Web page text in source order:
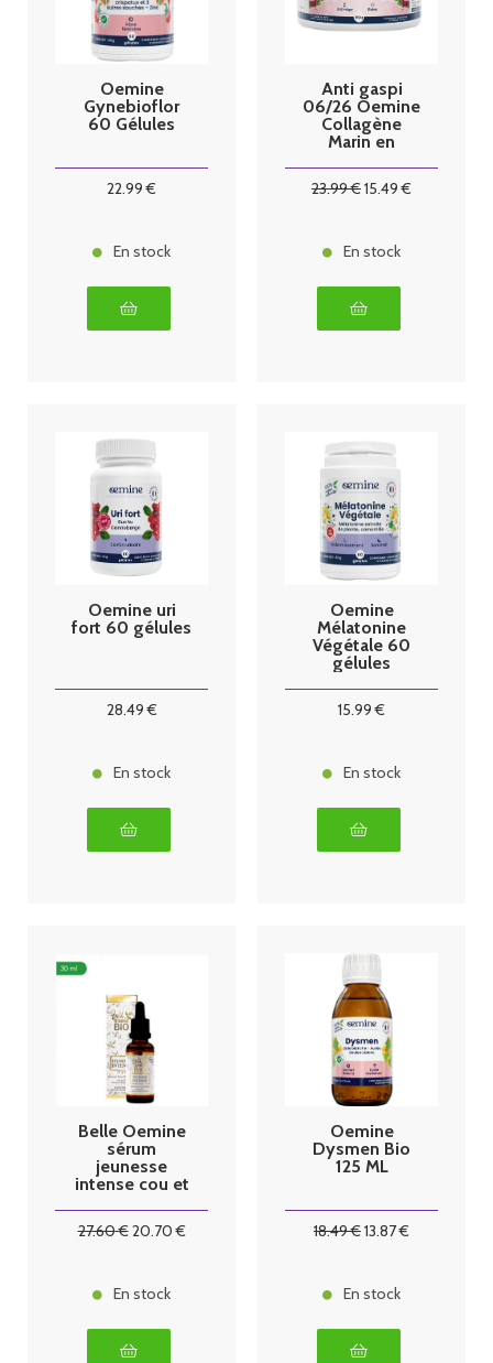
Oemine
Gynebioflor
60 Gélules
22.99 €
En stock
Anti gaspi
06/26 Oemine
Collagène
Marin en
23.99€15.49 €
En stock
Oemine uri
fort 60 gélules
28.49€
En stock
Oemine
Mélatonine
Végétale 60
gélules
15.99 €
En stock
Belle Oemine
sérum
jeunesse
intense cou et
27.60€20.70€
En stock
Oemine
Dysmen Bio
125 ML
18.49€13.87€
En stock